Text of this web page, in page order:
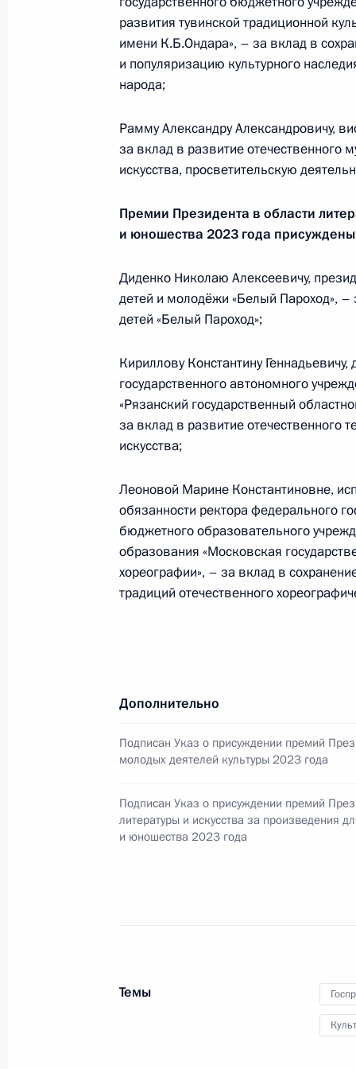
Участникам, организаторам и
фестиваля
20 марта 2024 года, 15:00
Соболезнования родным и
15 марта 2024 года, 20:45
Внесены изменения в закон о
22 февраля 2024 года, 22:30
Совещание по вопросам
с учётом культурно-исторических
российского казачества
16 февраля 2024 года, 16:00
Видеопрезентация о строительстве
президенту Российской академии
Распоряжение о проведении Годов
30 декабря 2023 года, 17:00
развития тувинской традиционной
имени К.Б.Ондара», – за вклад в
и популяризацию культурного
народа;
Рамму Александру Александровичу,
за вклад в развитие отечественного
искусства, просветительскую
Премии Президента в области
и юношества 2023 года
Диденко Николаю Алексеевичу,
детей и молодёжи «Белый Пароход», –
детей «Белый Пароход»;
Кириллову Константину Геннадьевичу,
государственного автономного
«Рязанский государственный
за вклад в развитие отечественного
искусства;
Леоновой Марине Константиновне,
обязанности ректора федерального
бюджетного образовательного
образования «Московская
хореографии», – за вклад в
традиций отечественного
Дополнительно
Подписан Указ о присуждении премий
молодых деятелей культуры 2023 года
Подписан Указ о присуждении премий
литературы и искусства за произведения
и юношества 2023 года
Темы